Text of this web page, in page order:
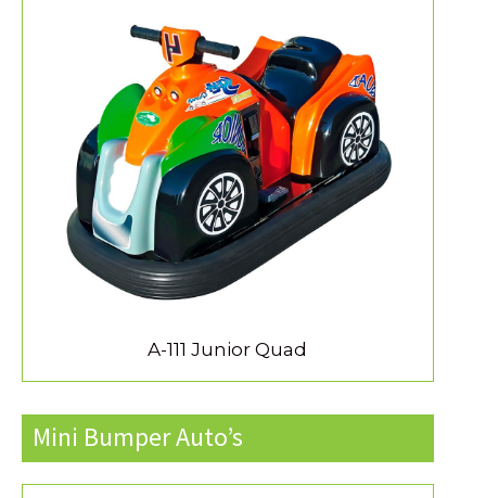
MEER INFORMATIE
A-111 Junior Quad
Mini Bumper Auto’s